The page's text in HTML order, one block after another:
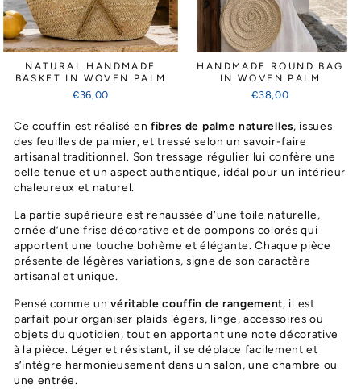
NATURAL HANDMADE
BASKET IN WOVEN PALM
€36,00
HANDMADE ROUND BAG
IN WOVEN PALM
€38,00
Ce couffin est réalisé en fibres de palme naturelles, issues
des feuilles de palmier, et tressé selon un savoir-faire
artisanal traditionnel. Son tressage régulier lui confère une
belle tenue et un aspect authentique, idéal pour un intérieur
chaleureux et naturel.
La partie supérieure est rehaussée d’une toile naturelle,
ornée d’une frise décorative et de pompons colorés qui
apportent une touche bohème et élégante. Chaque pièce
présente de légères variations, signe de son caractère
artisanal et unique.
Pensé comme unvéritable couffin de rangement, il est
parfait pour organiser plaids légers, linge, accessoires ou
objets du quotidien, tout en apportant une note décorative
à la pièce. Léger et résistant, il se déplace facilement et
s’intègre harmonieusement dans un salon, une chambre ou
une entrée.